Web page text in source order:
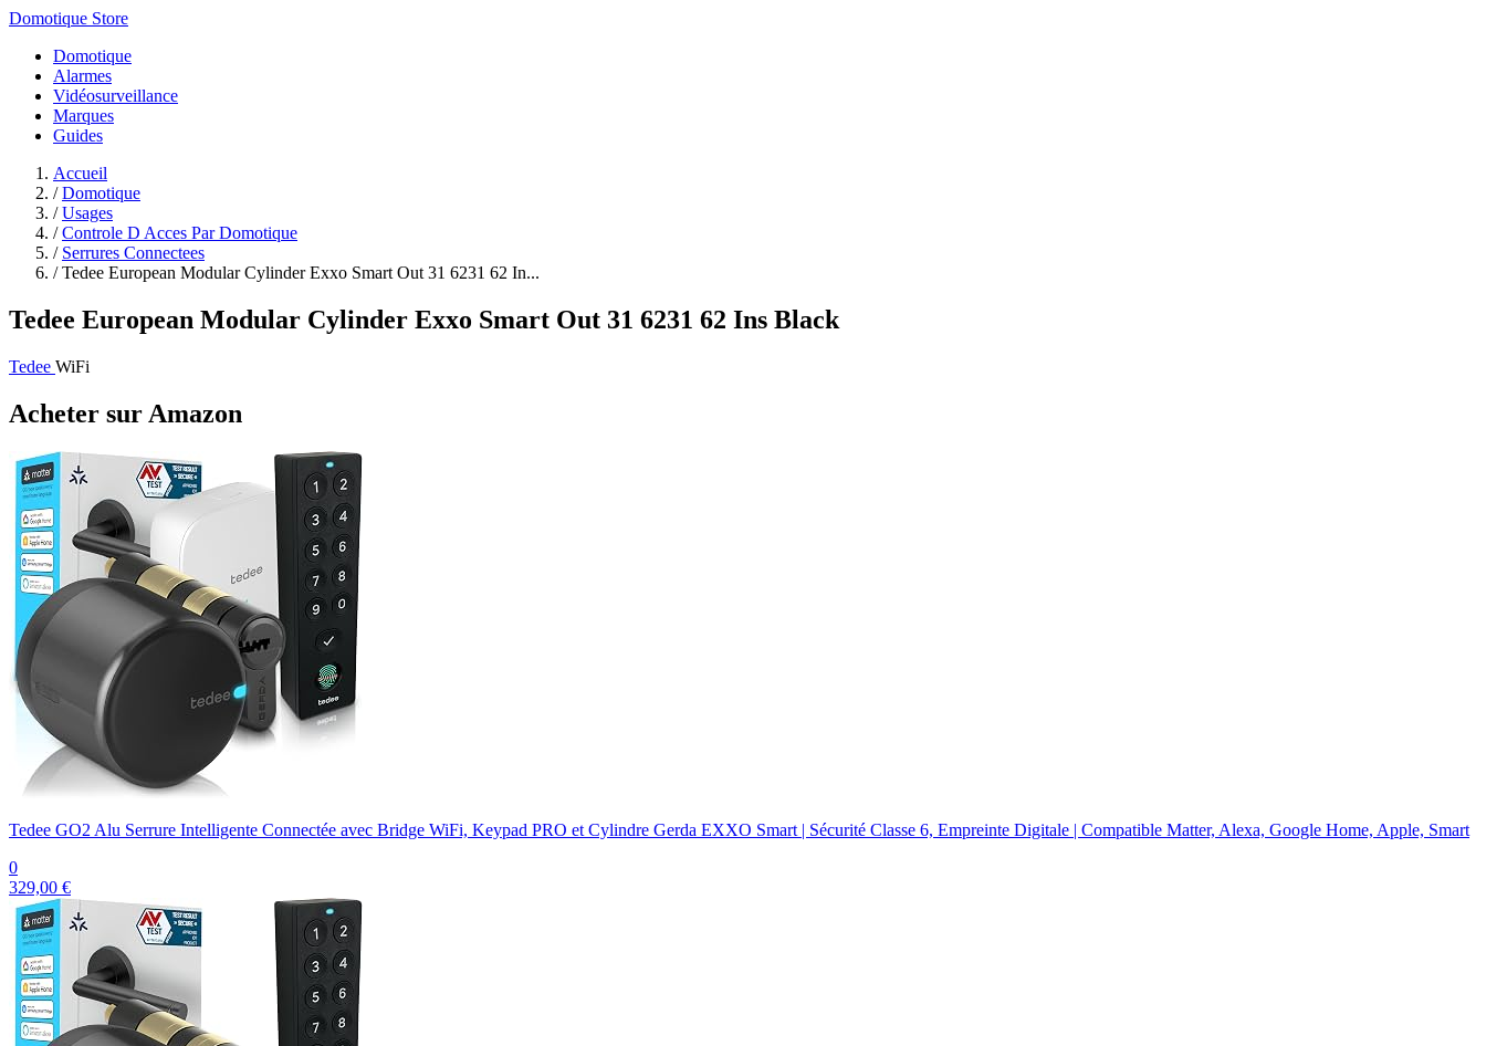
Domotique Store
Domotique
Alarmes
Vidéosurveillance
Marques
Guides
Accueil
/ Domotique
/ Usages
/ Controle D Acces Par Domotique
/ Serrures Connectees
/ Tedee European Modular Cylinder Exxo Smart Out 31 6231 62 In...
Tedee European Modular Cylinder Exxo Smart Out 31 6231 62 Ins Black
Tedee WiFi
Acheter sur Amazon
Tedee GO2 Alu Serrure Intelligente Connectée avec Bridge WiFi, Keypad PRO et Cylindre Gerda EXXO Smart | Sécurité Classe 6, Empreinte Digitale | Compatible Matter, Alexa, Google Home, Apple, Smart
0
329,00 €